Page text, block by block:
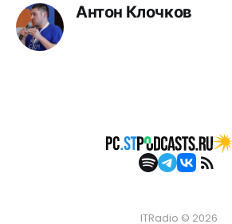
Антон Клочков
ITRadio © 2026